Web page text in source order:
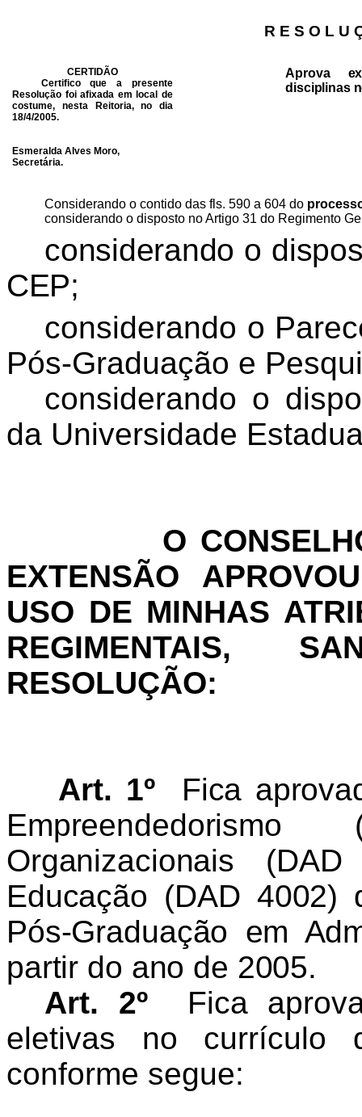
R E S O L U
CERTIDÃO
Certifico que a presente
Resolução foi afixada em local de
costume, nesta Reitoria, no dia
18/4/2005.
Esmeralda Alves Moro,
Secretária.
Aprova
disciplinas
Considerando o contido das fls. 590 a 604 do
considerando o disposto no Artigo 31 do Regimento
considerando o
CEP;
considerando o
Pós-Graduação e
considerando o
da Universidade
O
EXTENSÃO
USO DE MINHAS
REGIMENTAIS,
RESOLUÇÃO:
Art. 1º
Fica
Organizacionais
Educação (DAD
Pós-Graduação em
partir do ano de 2005.
Art. 2º
Fica
eletivas no currículo
conforme segue: